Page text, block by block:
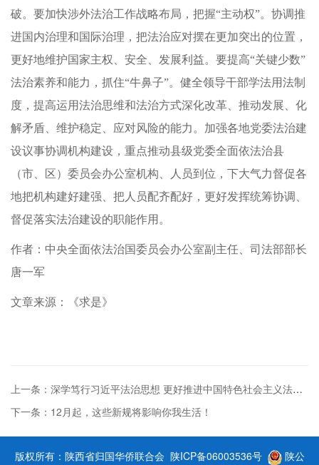
破。要加快涉外法治工作战略布局，把握“主动权”。协调推
进国内治理和国际治理，把法治应对摆在更加突出的位置，
更好地维护国家主权、安全、发展利益。要提高“关键少数”
法治素养和能力，抓住“牛鼻子”。健全领导干部学法用法制
度，提高运用法治思维和法治方式深化改革、推动发展、化
解矛盾、维护稳定、应对风险的能力。加强各地党委法治建
设议事协调机构建设，重点推动县级党委全面依法治县
（市、区）委员会办公室机构、人员到位，下大气力督促各
地把机构建好建强、把人员配齐配好，更好发挥统筹协调、
督促落实法治建设的职能作用。
作者：中央全面依法治国委员会办公室副主任、司法部部长
唐一军
文章来源：《求是》
上一条：深学笃行习近平法治思想 更好推进中国特色社会主义法治体系建设
下一条：12月起，这些新规将影响你我生活！
版权所有：陕西省归国华侨联合会 陕ICP备06003536号 陕公